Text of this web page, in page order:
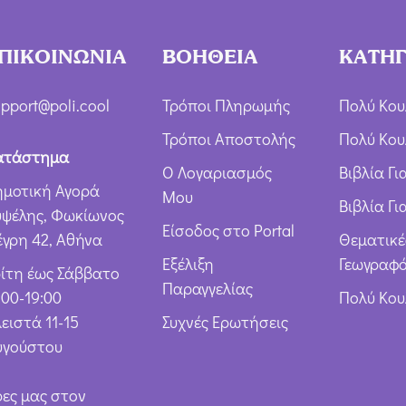
ή
ρ
Αγορά
Φωκίωνος
42, Αθήνα
έως Σάββατο
19:00
11-15
μας στον
ΒΟΗΘΕΙΑ
Τρόποι Πληρωμής
Τρόποι Αποστολής
Ο Λογαριασμός
Μου
Είσοδος στο Portal
Εξέλιξη
Παραγγελίας
Συχνές Ερωτήσεις
Πολύ
Πολύ
Βιβλία
Βιβλία
Πολύ